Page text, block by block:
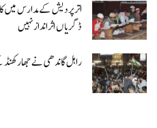
اتر پردیش کےمدارس میں
ڈگریا ں اثرانداز نہیں
راہل گاندھی نے